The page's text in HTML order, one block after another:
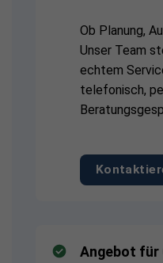
Ob Planung,
Unser Team
echtem
telefonisch,
Angebot für